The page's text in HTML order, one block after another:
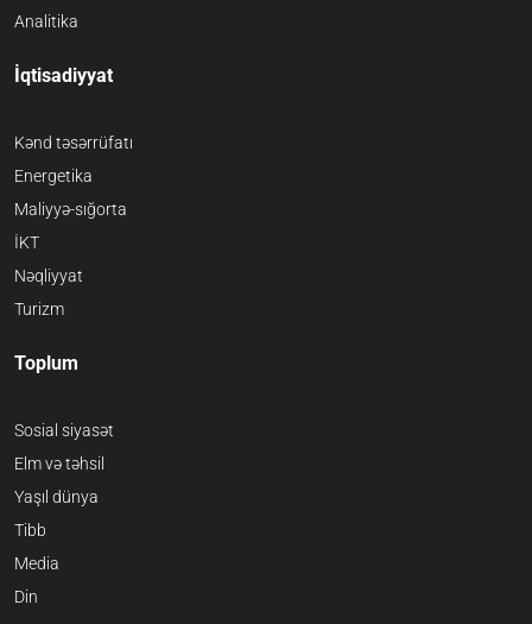
Analitika
İqtisadiyyat
Kənd təsərrüfatı
Energetika
Maliyyə-sığorta
İKT
Nəqliyyat
Turizm
Toplum
Sosial siyasət
Elm və təhsil
Yaşıl dünya
Tibb
Media
Din